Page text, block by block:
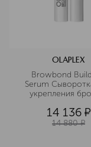
OLAPLEX
Browbond
Serum
14 136 ¤
14 880 ¤